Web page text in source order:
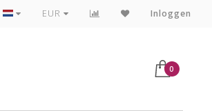
VEILIG BETALEN MET MOLLIE!
EUR Inloggen
0